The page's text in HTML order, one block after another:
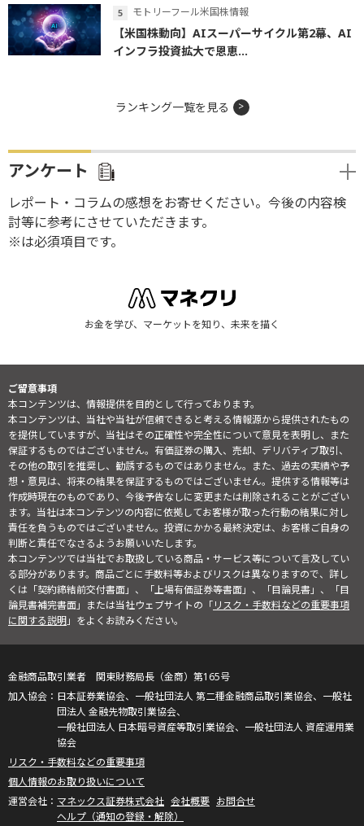
モトリーフール米国株情報
【米国株動向】AIスーパーサイクル第2幕、AI
インフラ投資拡大で恩恵...
ランキング一覧を見る
アンケート
レポート・コラムの感想をお寄せください。今後の内容検
討等に参考にさせていただきます。
※は必須項目です。
お金を学び、マーケットを知り、未来を描く
ご留意事項
本コンテンツは、情報提供を目的として行っております。
本コンテンツは、当社や当社が信頼できると考える情報源から提供されたもの
を提供していますが、当社はその正確性や完全性について意見を表明し、また
保証するものではございません。有価証券の購入、売却、デリバティブ取引、
その他の取引を推奨し、勧誘するものではありません。また、過去の実績や予
想・意見は、将来の結果を保証するものではございません。提供する情報等は
作成時現在のものであり、今後予告なしに変更または削除されることがござい
ます。当社は本コンテンツの内容に依拠してお客様が取った行動の結果に対し
責任を負うものではございません。投資にかかる最終決定は、お客様ご自身の
判断と責任でなさるようお願いいたします。
本コンテンツでは当社でお取扱している商品・サービス等について言及してい
る部分があります。商品ごとに手数料等およびリスクは異なりますので、詳し
くは「契約締結前交付書面」、「上場有価証券等書面」、「目論見書」、「目
論見書補完書面」または当社ウェブサイトの「リスク・手数料などの重要事項
に関する説明」をよくお読みください。
金融商品取引業者 関東財務局長（金商）第165号
日本証券業協会、一般社団法人 第二種金融商品取引業協会、一般社
団法人 金融先物取引業協会、
一般社団法人 日本暗号資産等取引業協会、一般社団法人 資産運用業
協会
リスク・手数料などの重要事項
個人情報のお取り扱いについて
マネックス証券株式会社 会社概要 お問合せ
ヘルプ（通知の登録・解除）